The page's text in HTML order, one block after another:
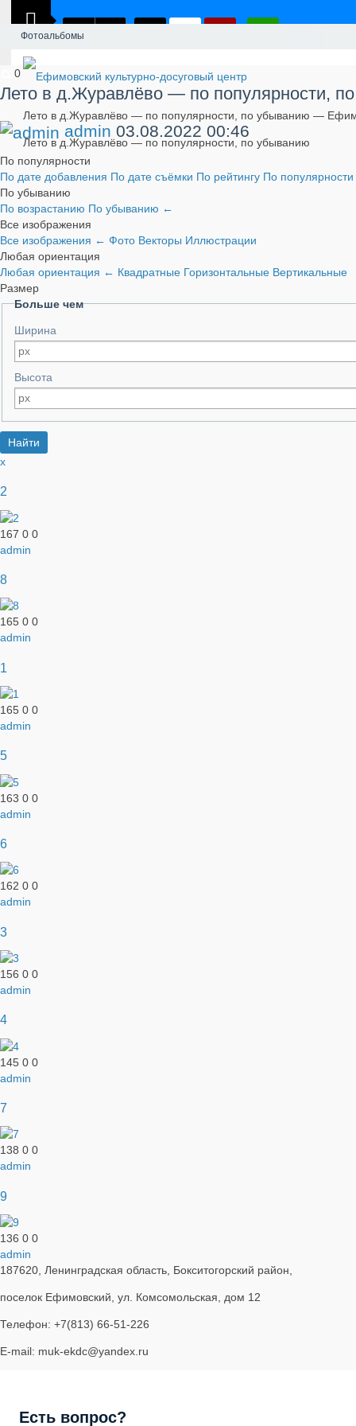
Лето в д.Журавлёво — по популярности, по убыванию —
Лето в д.Журавлёво — по популярности, по убыванию
Фотоальбомы
0
Лето в д.Журавлёво — по популярности,
admin 03.08.2022 00:46
По популярности
По дате добавления По дате съёмки По рейтингу По популярности
По убыванию
По возрастанию По убыванию ←
Все изображения
Все изображения ← Фото Векторы Иллюстрации
Любая ориентация
Любая ориентация ← Квадратные Горизонтальные Вертикальные
Размер
Больше чем
Ширина
Высота
x
2
167 0 0
admin
8
165 0 0
admin
1
165 0 0
admin
5
163 0 0
admin
6
162 0 0
admin
3
156 0 0
admin
4
145 0 0
admin
7
138 0 0
admin
9
136 0 0
admin
187620, Ленинградская область, Бокситогорский район,
поселок Ефимовский, ул. Комсомольская, дом 12
Телефон: +7(813) 66-51-226
E-mail: muk-ekdc@yandex.ru
Есть вопрос?